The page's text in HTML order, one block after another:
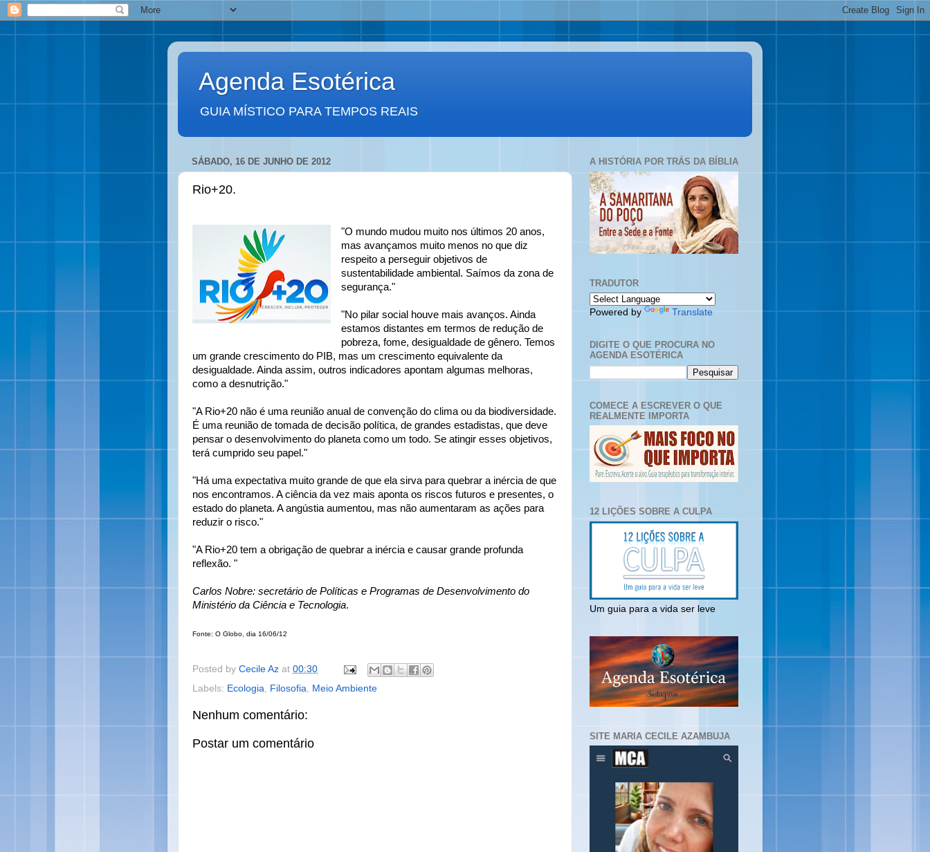
Agenda Esotérica
GUIA MÍSTICO PARA TEMPOS REAIS
SÁBADO, 16 DE JUNHO DE 2012
Rio+20.
"O mundo mudou muito nos últimos 20 anos,
mas avançamos muito menos no que diz
respeito a perseguir objetivos de
sustentabilidade ambiental. Saímos da zona de
segurança."
"No pilar social houve mais avanços. Ainda
estamos distantes em termos de redução de
pobreza, fome, desigualdade de gênero. Temos
um grande crescimento do PIB, mas um crescimento equivalente da
desigualdade. Ainda assim, outros indicadores apontam algumas melhoras,
como a desnutrição."
"A Rio+20 não é uma reunião anual de convenção do clima ou da biodiversidade.
É uma reunião de tomada de decisão política, de grandes estadistas, que deve
pensar o desenvolvimento do planeta como um todo. Se atingir esses objetivos,
terá cumprido seu papel."
"Há uma expectativa muito grande de que ela sirva para quebrar a inércia de que
nos encontramos. A ciência da vez mais aponta os riscos futuros e presentes, o
estado do planeta. A angústia aumentou, mas não aumentaram as ações para
reduzir o risco."
"A Rio+20 tem a obrigação de quebrar a inércia e causar grande profunda
reflexão. "
Carlos Nobre: secretário de Políticas e Programas de Desenvolvimento do
Ministério da Ciência e Tecnologia.
Fonte: O Globo, dia 16/06/12
Posted by Cecile Az at 00:30
Labels: Ecologia Filosofia Meio Ambiente
Nenhum comentário:
Postar um comentário
A HISTÓRIA POR TRÁS DA BÍBLIA
TRADUTOR
Powered by Translate
DIGITE O QUE PROCURA NO
AGENDA ESOTÉRICA
COMECE A ESCREVER O QUE
REALMENTE IMPORTA
12 LIÇÕES SOBRE A CULPA
Um guia para a vida ser leve
SITE MARIA CECILE AZAMBUJA